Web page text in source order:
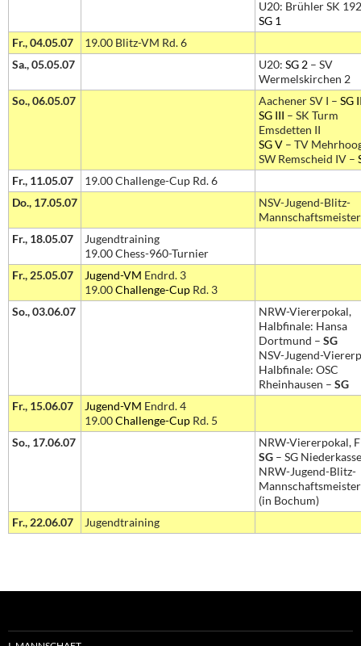
U20: Brühler SK
SG 1
Fr., 04.05.07
19.00 Blitz-VM Rd. 6
Sa., 05.05.07
U20: SG 2 – SV
Wermelskirchen 2
So., 06.05.07
Aachener SV I – SG
SG III – SK Turm
Emsdetten II
SG V – TV
SW Remscheid IV –
Fr., 11.05.07
19.00 Challenge-Cup Rd. 6
Do., 17.05.07
NSV-Jugend-Blitz-
Fr., 18.05.07
Jugendtraining
19.00 Chess-960-Turnier
Fr., 25.05.07
Jugend-VM Endrd. 3
19.00Challenge-Cup Rd. 3
So., 03.06.07
NRW-Viererpokal,
Halbfinale: Hansa
Dortmund – SG
NSV-Jugend-
Halbfinale: OSC
Rheinhausen – SG
Fr., 15.06.07
Jugend-VM Endrd. 4
19.00Challenge-Cup Rd. 5
So., 17.06.07
NRW-Viererpokal,
SG – SG
NRW-Jugend-Blitz-
(in Bochum)
Fr., 22.06.07
Jugendtraining